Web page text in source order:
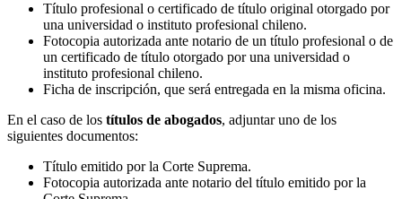
Título profesional o certificado de título original otorgado por
una universidad o instituto profesional chileno.
Fotocopia autorizada ante notario de un título profesional o de
un certificado de título otorgado por una universidad o
instituto profesional chileno.
Ficha de inscripción, que será entregada en la misma oficina.
En el caso de los títulos de abogados, adjuntar uno de los
siguientes documentos:
Título emitido por la Corte Suprema.
Fotocopia autorizada ante notario del título emitido por la